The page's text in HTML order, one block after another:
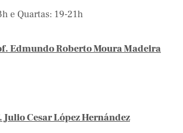
e Quartas: 19-21h
Edmundo Roberto Moura Madeira
Julio Cesar López Hernández